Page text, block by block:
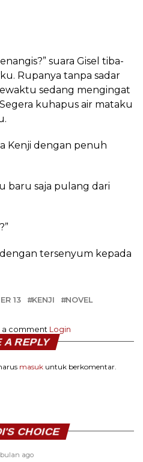
suara Gisel tiba-
Rupanya tanpa sadar
sedang mengingat
kuhapus air mataku
Kenji dengan penuh
baru saja pulang dari
tersenyum kepada
13 KENJI NOVEL
a comment Login
A REPLY
masuk untuk berkomentar.
CHOICE
bulan ago